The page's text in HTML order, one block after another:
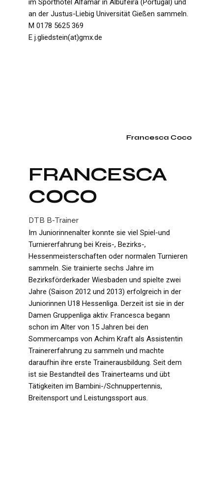
im Sporthotel Alfamar in Albufeira (Portugal) und
an der Justus-Liebig Universität Gießen sammeln.
M 0178 5625 369
E j.gliedstein(at)gmx.de
Francesca Coco
FRANCESCA
COCO
DTB B-Trainer
Im Juniorinnenalter konnte sie viel Spiel-und
Turniererfahrung bei Kreis-, Bezirks-,
Hessenmeisterschaften oder normalen Turnieren
sammeln. Sie trainierte sechs Jahre im
Bezirksförderkader Wiesbaden und spielte zwei
Jahre (Saison 2012 und 2013) erfolgreich in der
Juniorinnen U18 Hessenliga. Derzeit ist sie in der
Damen Gruppenliga aktiv. Francesca begann
schon im Alter von 15 Jahren bei den
Sommercamps von Achim Kraft als Assistentin
Trainererfahrung zu sammeln und machte
daraufhin ihre erste Trainerausbildung. Seit dem
ist sie Bestandteil des Trainerteams und übt
Tätigkeiten im Bambini-/Schnuppertennis,
Breitensport und Leistungssport aus.